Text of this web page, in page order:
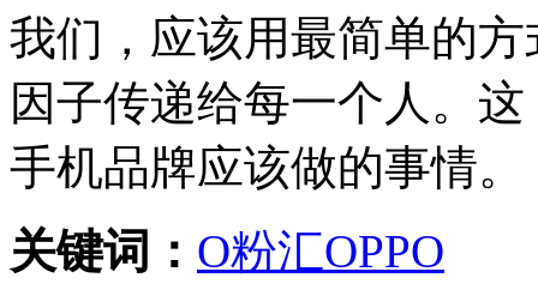
我们，应该用最简单的
因子传递给每一个人。
手机品牌应该做的事情。
关键词： O粉汇OPPO